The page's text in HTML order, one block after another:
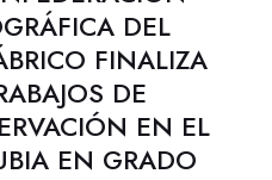
DEL
FINALIZA
DE
EN EL
EN GRADO